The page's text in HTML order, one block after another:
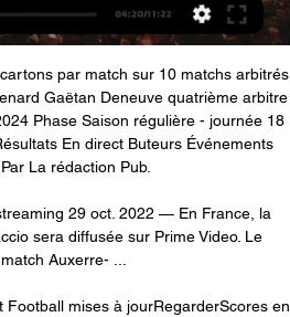
par match sur 10 matchs arbitrés
Gaëtan Deneuve quatrième arbitre
Phase Saison régulière - journée 18
En direct Buteurs Événements
La rédaction Pub.
29 oct. 2022 — En France, la
sera diffusée sur Prime Video. Le
Auxerre- ...
mises à jourRegarderScores en